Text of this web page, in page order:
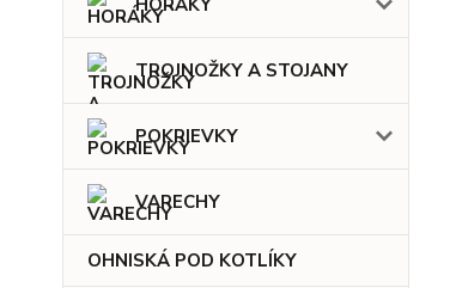
HORÁKY
TROJNOŽKY A STOJANY
POKRIEVKY
VARECHY
OHNISKÁ POD KOTLÍKY